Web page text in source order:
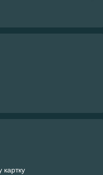
картку